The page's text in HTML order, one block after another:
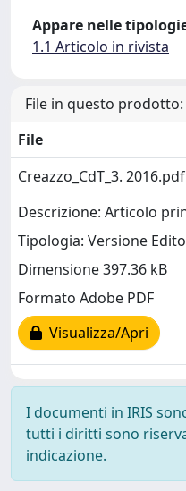
Appare nelle
1.1 Articolo in rivista
File in questo prodotto:
File
Creazzo_CdT_3. 2016.pdf
Descrizione: Articolo
Tipologia: Versione
Dimensione 397.36 kB
Formato Adobe PDF
Visualizza/Apri
I documenti in IRIS
tutti i diritti sono
indicazione.